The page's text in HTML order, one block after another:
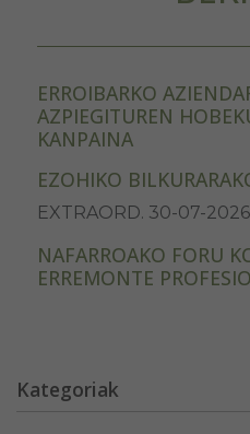
ERROIBARKO
AZPIEGITUREN
KANPAINA
EZOHIKO
EXTRAORD. 30-07-2026
NAFARROAKO FORU
ERREMONTE
Kategoriak